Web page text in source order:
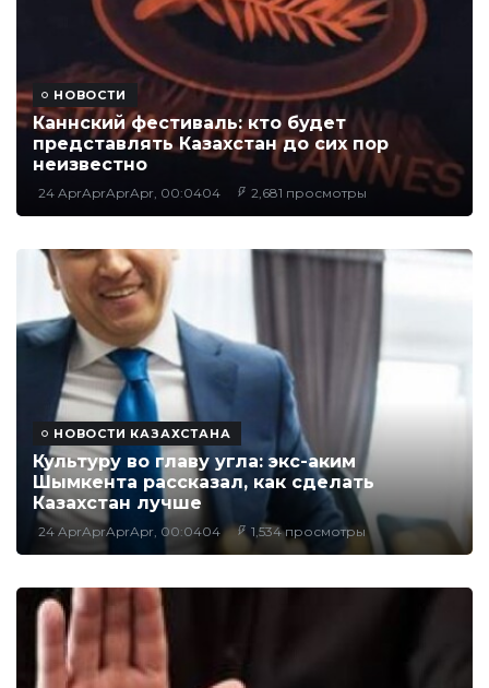
НОВОСТИ
Каннский фестиваль: кто будет
представлять Казахстан до сих пор
неизвестно
24 AprAprAprApr, 00:0404 2,681 просмотры
НОВОСТИ КАЗАХСТАНА
Культуру во главу угла: экс-аким
Шымкента рассказал, как сделать
Казахстан лучше
24 AprAprAprApr, 00:0404 1,534 просмотры